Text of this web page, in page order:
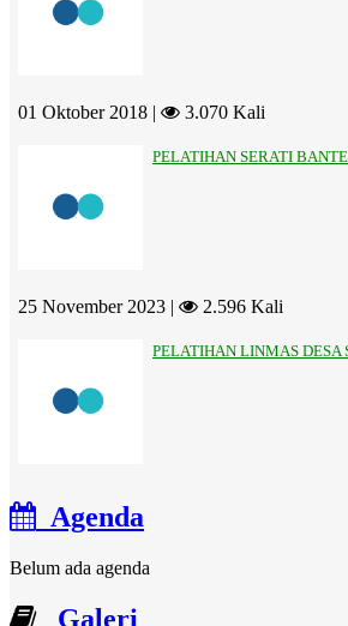
01 Oktober 2018 | 3.070 Kali
PELATIHAN SERATI
25 November 2023 | 2.596 Kali
PELATIHAN LINMAS DESA
Agenda
Belum ada agenda
Galeri